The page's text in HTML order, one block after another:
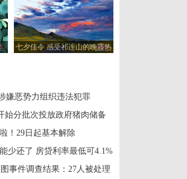
七夕佳令 感受祁连山的晚霞热
嫌恶势力组织违法犯罪
始分批次投放政府猪肉储备
！29日起基本解除
少还了 房贷利率最低可4.1%
事件调查结果：27人被处理